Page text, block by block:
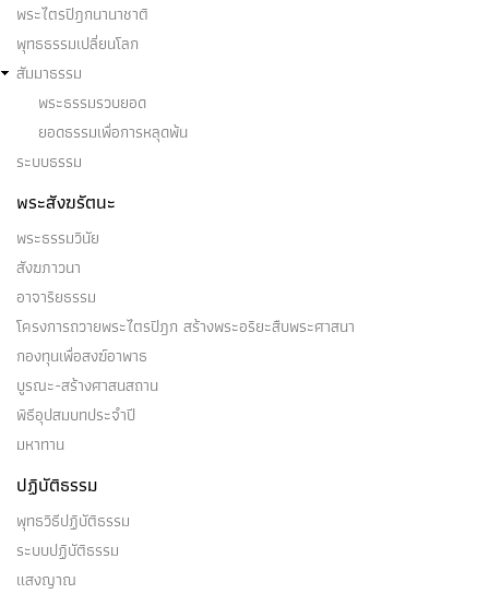
พระไตรปิฎกนานาชาติ
พุทธธรรมเปลี่ยนโลก
สัมมาธรรม
พระธรรมรวบยอด
ยอดธรรมเพื่อการหลุดพ้น
ระบบธรรม
พระสังฆรัตนะ
พระธรรมวินัย
สังฆภาวนา
อาจาริยธรรม
โครงการถวายพระไตรปิฎก สร้างพระอริยะสืบพระศาสนา
กองทุนเพื่อสงฆ์อาพาธ
บูรณะ-สร้างศาสนสถาน
พิธีอุปสมบทประจำปี
มหาทาน
ปฏิบัติธรรม
พุทธวิธีปฏิบัติธรรม
ระบบปฏิบัติธรรม
แสงญาณ